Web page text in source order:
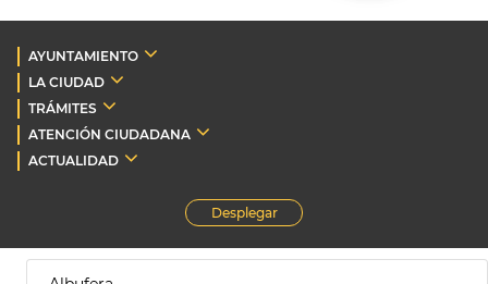
AYUNTAMIENTO
LA CIUDAD
TRÁMITES
ATENCIÓN CIUDADANA
ACTUALIDAD
Desplegar